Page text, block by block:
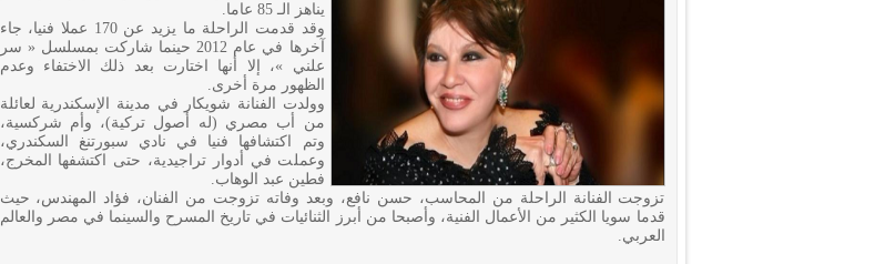
يناهز الـ 85 عاما.
وقد قدمت الراحلة ما يزيد عن 170 عملا فنيا، جاء
آخرها في عام 2012 حينما شاركت بمسلسل « سر
علني »، إلا أنها اختارت بعد ذلك الاختفاء وعدم
الظهور مرة أخرى.
وولدت الفنانة شويكار في مدينة الإسكندرية لعائلة
من أب مصري (له أصول تركية)، وأم شركسية،
وتم اكتشافها فنيا في نادي سبورتنغ السكندري،
وعملت في أدوار تراجيدية، حتى اكتشفها المخرج،
فطين عبد الوهاب.
تزوجت الفنانة الراحلة من المحاسب، حسن نافع، وبعد وفاته تزوجت من الفنان، فؤاد المهندس، حيث
قدما سويا الكثير من الأعمال الفنية، وأصبحا من أبرز الثنائيات في تاريخ المسرح والسينما في مصر والعالم
العربي.